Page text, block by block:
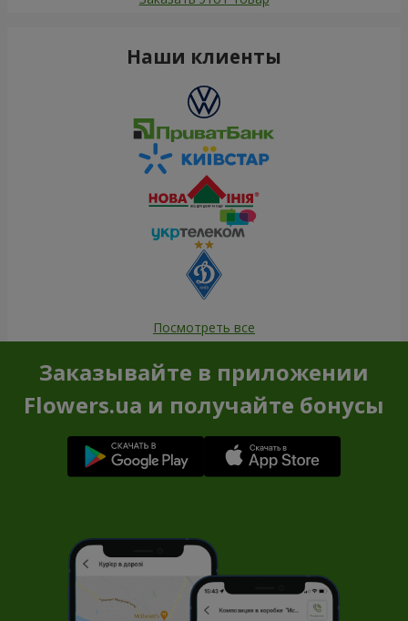
Наши клиенты
Посмотреть все
Заказывайте в приложении
Flowers.ua и получайте бонусы